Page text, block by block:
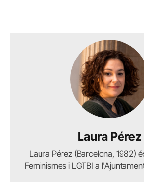
Laura Pérez
Laura Pérez (Barcelona, 1982)
Feminismes i LGTBI a